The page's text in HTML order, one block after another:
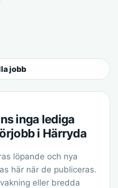
jobb
inga lediga
i Härryda
löpande och nya
här när de publiceras.
eller bredda